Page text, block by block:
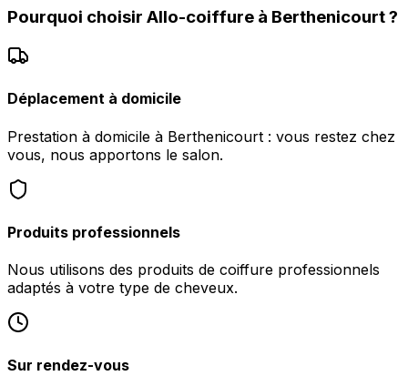
Pourquoi choisir Allo-coiffure à Berthenicourt?
Déplacement à domicile
Prestation à domicile à Berthenicourt : vous restez chez
vous, nous apportons le salon.
Produits professionnels
Nous utilisons des produits de coiffure professionnels
adaptés à votre type de cheveux.
Sur rendez-vous